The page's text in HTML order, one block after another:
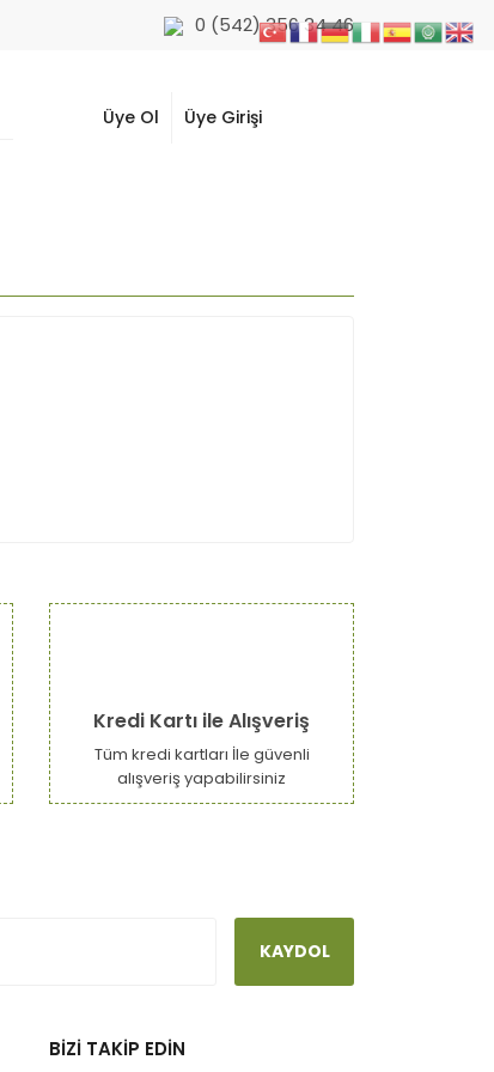
0 (542) 356 34 46
Üye Ol Üye Girişi
Kredi Kartı ile Alışveriş
Tüm kredi kartları İle güvenli
alışveriş yapabilirsiniz
KAYDOL
BİZİ TAKİP EDİN